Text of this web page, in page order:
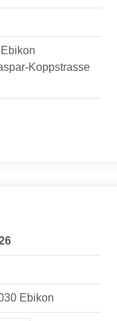
Koppstrasse
Ebikon